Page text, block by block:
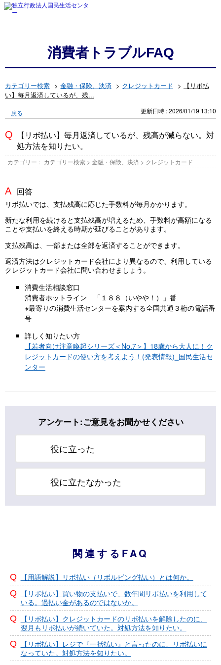
消費者トラブルFAQ
カテゴリー検索 > 金融・保険、決済 > クレジットカード >
【リボ払
い】毎月返済しているが、残...
戻る 更新日時 : 2026/01/19 13:10
【リボ払い】毎月返済しているが、残高が減らない。対
処方法を知りたい。
カテゴリー : カテゴリー検索 > 金融・保険、決済 > クレジットカード
回答
リボ払いでは、支払残高に応じた手数料が毎月かかります。
新たな利用を続けると支払残高が増えるため、手数料が高額になる
ことや支払いを終える時期が延びることがあります。
支払残高は、一部または全部を返済することができます。
返済方法はクレジットカード会社により異なるので、利用している
クレジットカード会社に問い合わせましょう。
消費生活相談窓口
消費者ホットライン 「１８８（いやや！）」番
※最寄りの消費生活センターを案内する全国共通３桁の電話番
号
詳しく知りたい方
【若者向け注意喚起シリーズ＜No.7＞】18歳から大人に！ク
レジットカードの使い方を考えよう！(発表情報)_国民生活セ
ンター
アンケート:ご意見をお聞かせください
役に立った
役に立たなかった
関連するFAQ
【用語解説】リボ払い（リボルビング払い）とは何か。
【リボ払い】買い物の支払いで、数年間リボ払いを利用して
いる。過払い金があるのではないか。
【リボ払い】クレジットカードのリボ払いを解除したのに、
翌月もリボ払いが続いていた。対処方法を知りたい。
【リボ払い】レジで『一括払い』と言ったのに、リボ払いに
なっていた。対処方法を知りたい。